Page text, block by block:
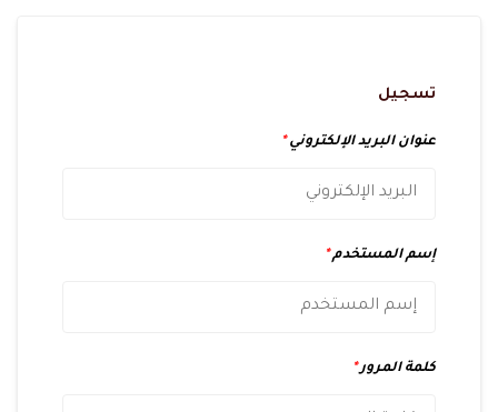
تسجيل
عنوان البريد الإلكتروني*
إسم المستخدم*
كلمة المرور*